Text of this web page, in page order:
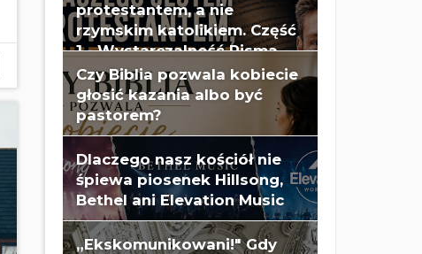
protestantem, a nie
rzymskim katolikiem. Część
1 - Wystarczalność Pisma
Świętego - Wes Huff
Czy Biblia pozwala kobiecie
głosić kazania albo być
pastorem?
Dlaczego nasz kościół nie
śpiewa piosenek Hillsong,
Bethel ani Elevation Music
„Ekskomunikowani!" Gdy